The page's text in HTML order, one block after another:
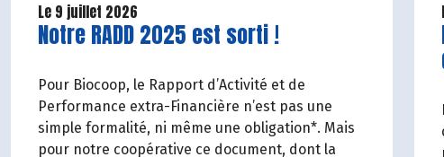
Le 9 juillet 2026
Lire la suite de l'article
Notre RADD 2025 est sorti !
Pour Biocoop, le Rapport d’Activité et de
Performance extra-Financière n’est pas une
simple formalité, ni même une obligation*. Mais
pour notre coopérative ce document, dont la